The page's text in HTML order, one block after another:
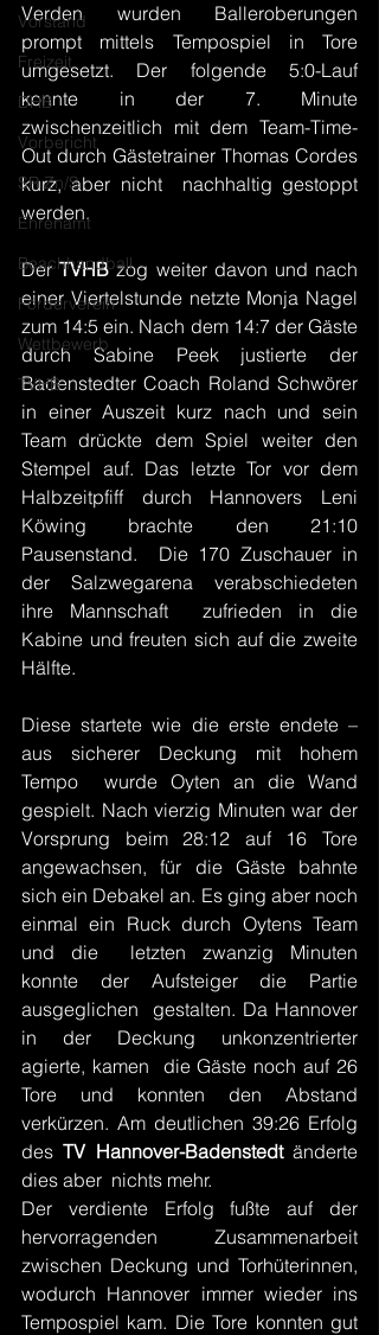
Vorstand
Freizeit
DHB
Vorbericht
SR Zn/S
Ehrenamt
Beachhandball
Förderverein
Wettbewerb
TVHB
Verden wurden Balleroberungen
prompt mittels Tempospiel in Tore
umgesetzt. Der folgende 5:0-Lauf
konnte in der 7. Minute
zwischenzeitlich mit dem Team-Time-
Out durch Gästetrainer Thomas Cordes
kurz, aber nicht  nachhaltig gestoppt
werden.
Der TVHB zog weiter davon und nach
einer Viertelstunde netzte Monja Nagel
zum 14:5 ein. Nach dem 14:7 der Gäste
durch Sabine Peek justierte der
Badenstedter Coach Roland Schwörer
in einer Auszeit kurz nach und sein
Team drückte dem Spiel weiter den
Stempel auf. Das letzte Tor vor dem
Halbzeitpfiff durch Hannovers Leni
Köwing brachte den 21:10
Pausenstand.  Die 170 Zuschauer in
der Salzwegarena verabschiedeten
ihre Mannschaft  zufrieden in die
Kabine und freuten sich auf die zweite
Hälfte.
Diese startete wie die erste endete –
aus sicherer Deckung mit hohem
Tempo  wurde Oyten an die Wand
gespielt. Nach vierzig Minuten war der
Vorsprung beim 28:12 auf 16 Tore
angewachsen, für die Gäste bahnte
sich ein Debakel an. Es ging aber noch
einmal ein Ruck durch Oytens Team
und die  letzten zwanzig Minuten
konnte der Aufsteiger die Partie
ausgeglichen  gestalten. Da Hannover
in der Deckung unkonzentrierter
agierte, kamen  die Gäste noch auf 26
Tore und konnten den Abstand
verkürzen. Am deutlichen 39:26 Erfolg
des TV Hannover-Badenstedt änderte
dies aber  nichts mehr.
Der verdiente Erfolg fußte auf der
hervorragenden Zusammenarbeit
zwischen Deckung und Torhüterinnen,
wodurch Hannover immer wieder ins
Tempospiel kam. Die Tore konnten gut